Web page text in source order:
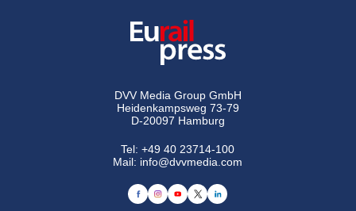
DVV Media Group GmbH
Heidenkampsweg 73-79
D-20097 Hamburg
Tel:+49 40 23714-100
Mail: info@dvvmedia.com